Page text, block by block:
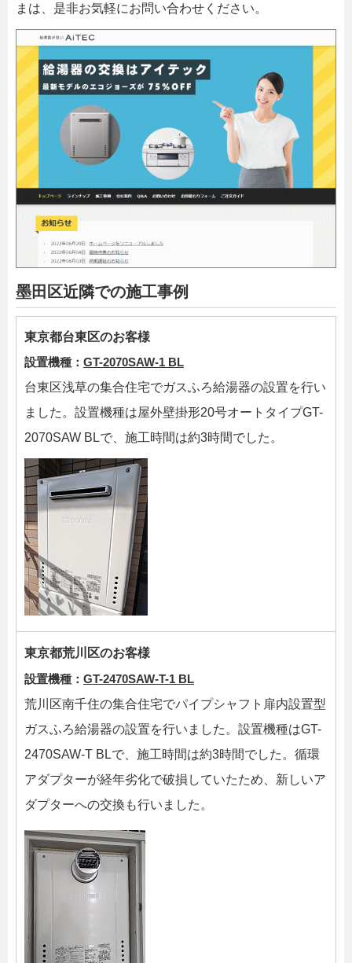
まは、是非お気軽にお問い合わせください。
墨田区近隣での施工事例
東京都台東区のお客様
設置機種： GT-2070SAW-1 BL
台東区浅草の集合住宅でガスふろ給湯器の設置を行い
ました。設置機種は屋外壁掛形20号オートタイプGT-
2070SAW BLで、施工時間は約3時間でした。
東京都荒川区のお客様
設置機種： GT-2470SAW-T-1 BL
荒川区南千住の集合住宅でパイプシャフト扉内設置型
ガスふろ給湯器の設置を行いました。設置機種はGT-
2470SAW-T BLで、施工時間は約3時間でした。循環
アダプターが経年劣化で破損していたため、新しいア
ダプターへの交換も行いました。